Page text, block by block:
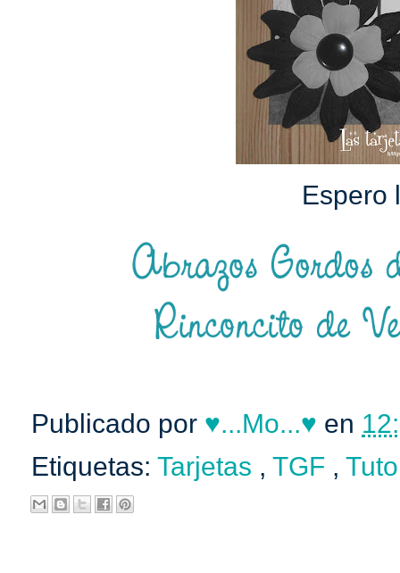
Espero
Publicado por ♥...Mo...♥ en
Etiquetas: Tarjetas , TGF ,